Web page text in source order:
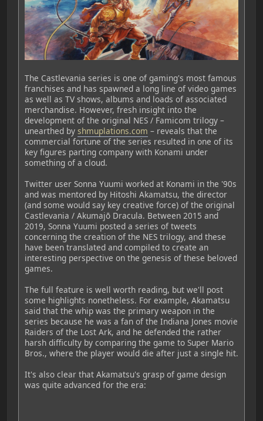
The Castlevania series is one of gaming's most famous
franchises and has spawned a long line of video games
as well as TV shows, albums and loads of associated
merchandise. However, fresh insight into the
development of the original NES / Famicom trilogy –
unearthed by shmuplations.com – reveals that the
commercial fortune of the series resulted in one of its
key figures parting company with Konami under
something of a cloud.
Twitter user Sonna Yuumi worked at Konami in the '90s
and was mentored by Hitoshi Akamatsu, the director
(and some would say key creative force) of the original
Castlevania / Akumajō Dracula. Between 2015 and
2019, Sonna Yuumi posted a series of tweets
concerning the creation of the NES trilogy, and these
have been translated and compiled to create an
interesting perspective on the genesis of these beloved
games.
The full feature is well worth reading, but we'll post
some highlights nonetheless. For example, Akamatsu
said that the whip was the primary weapon in the
series because he was a fan of the Indiana Jones movie
Raiders of the Lost Ark, and he defended the rather
harsh difficulty by comparing the game to Super Mario
Bros., where the player would die after just a single hit.
It's also clear that Akamatsu's grasp of game design
was quite advanced for the era: